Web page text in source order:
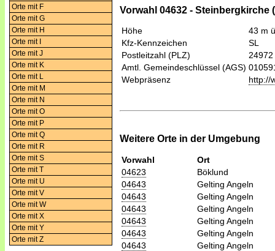
Orte mit F
Orte mit G
Orte mit H
Orte mit I
Orte mit J
Orte mit K
Orte mit L
Orte mit M
Orte mit N
Orte mit O
Orte mit P
Orte mit Q
Orte mit R
Orte mit S
Orte mit T
Orte mit U
Orte mit V
Orte mit W
Orte mit X
Orte mit Y
Orte mit Z
Vorwahl 04632 - Steinbergkirche
Höhe
43 m
Kfz-Kennzeichen
SL
Postleitzahl (PLZ)
24972
Amtl. Gemeindeschlüssel (AGS)
Webpräsenz
http://
Weitere Orte in der Umgebung
Vorwahl
Ort
04623
Böklund
04643
Gelting Angeln
04643
Gelting Angeln
04643
Gelting Angeln
04643
Gelting Angeln
04643
Gelting Angeln
04643
Gelting Angeln